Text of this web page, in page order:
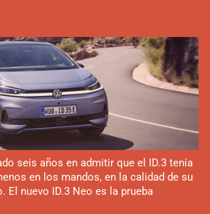
seis años en admitir que el ID.3 tenía
en los mandos, en la calidad de su
El nuevo ID.3 Neo es la prueba